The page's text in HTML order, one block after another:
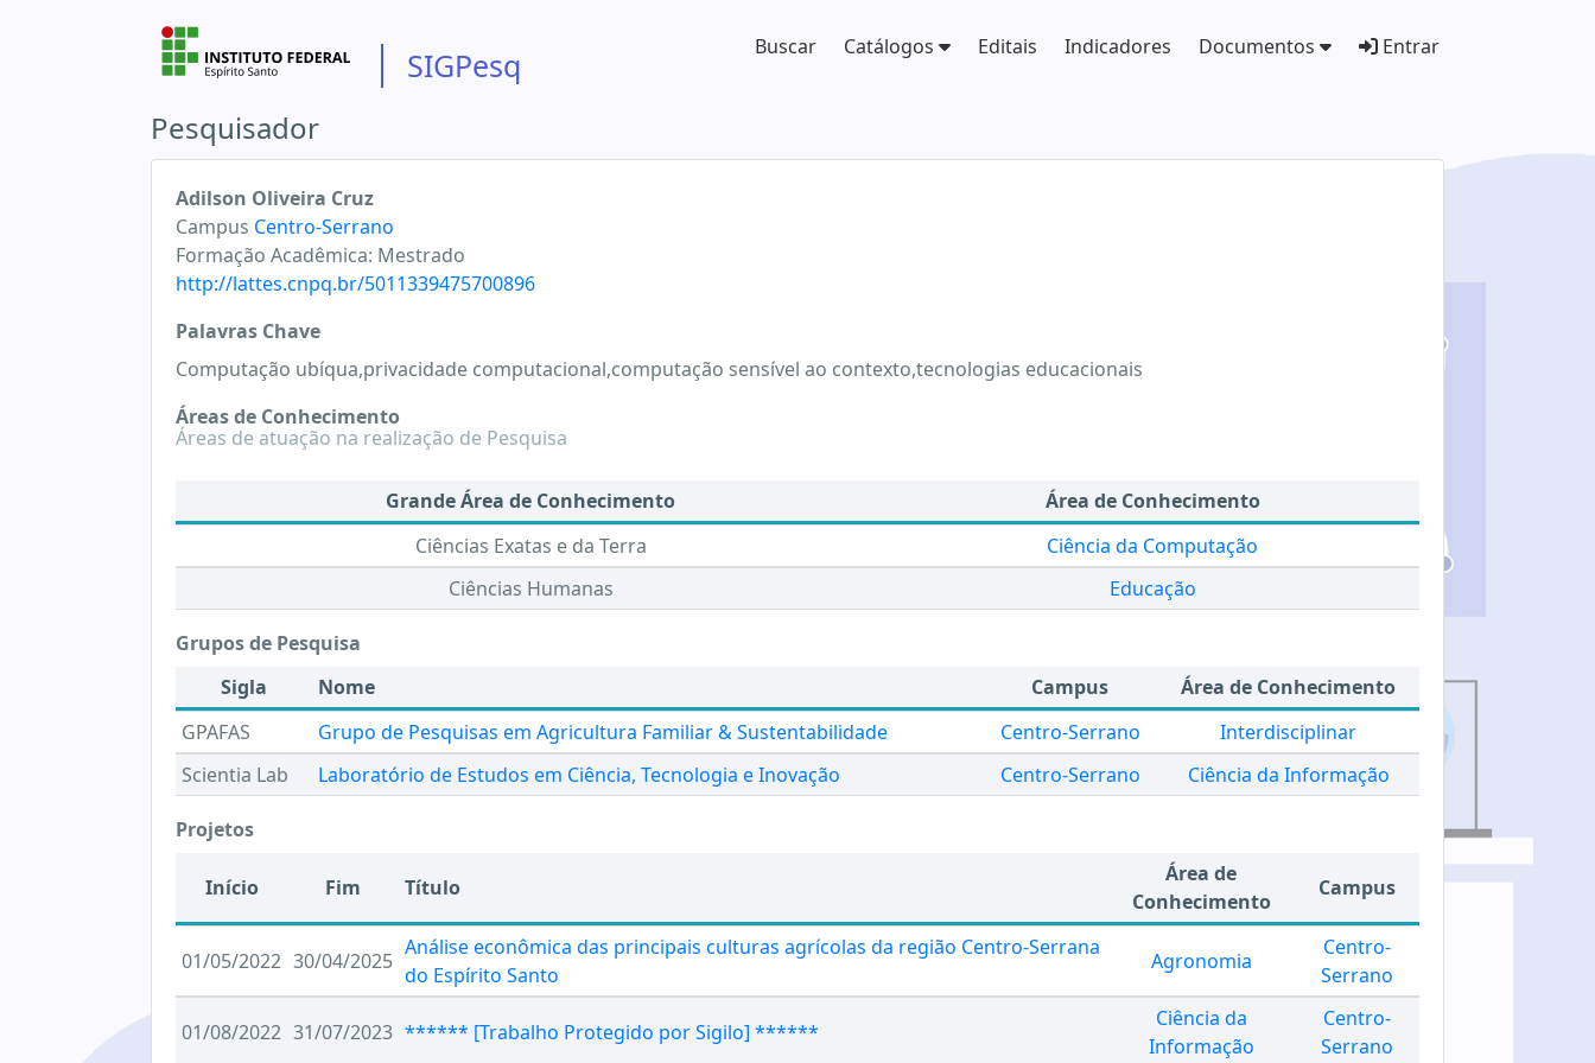
SIGPesq Buscar Catálogos Editais Indicadores Documentos Entrar
Pesquisador
Adilson Oliveira Cruz
Campus Centro-Serrano
Formação Acadêmica: Mestrado
http://lattes.cnpq.br/5011339475700896
Palavras Chave
Computação ubíqua,privacidade computacional,computação sensível ao contexto,tecnologias educacionais
Áreas de Conhecimento
Áreas de atuação na realização de Pesquisa
Grande Área de Conhecimento
Área de Conhecimento
Ciências Exatas e da Terra
Ciência da Computação
Ciências Humanas
Educação
Grupos de Pesquisa
Sigla
Nome Campus
Área de Conhecimento
GPAFAS
Grupo de Pesquisas em Agricultura Familiar & Sustentabilidade Centro-Serrano
Interdisciplinar
Scientia Lab
Laboratório de Estudos em Ciência, Tecnologia e Inovação Centro-Serrano Ciência da Informação
Projetos
Início Fim Título
Área de
Conhecimento
Campus
01/05/2022 30/04/2025
Análise econômica das principais culturas agrícolas da região Centro-Serrana
do Espírito Santo
Agronomia
Centro-
Serrano
01/08/2022 31/07/2023 ****** [Trabalho Protegido por Sigilo] ******
Ciência da
Informação
Centro-
Serrano